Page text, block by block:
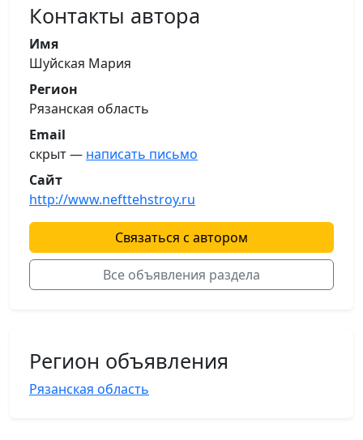
Контакты автора
Имя
Шуйская Мария
Регион
Рязанская область
Email
скрыт — написать письмо
Сайт
http://www.nefttehstroy.ru
Связаться с автором
Все объявления раздела
Регион объявления
Рязанская область